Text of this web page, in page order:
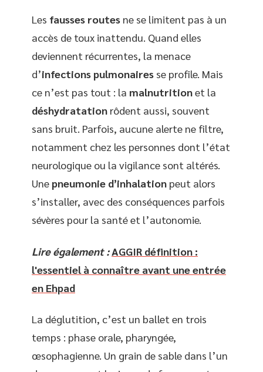
Les fausses routes ne se limitent pas à un
accès de toux inattendu. Quand elles
deviennent récurrentes, la menace
d’infections pulmonaires se profile. Mais
ce n’est pas tout : la malnutritionet la
déshydratation rôdent aussi, souvent
sans bruit. Parfois, aucune alerte ne filtre,
notamment chez les personnes dont l’état
neurologique ou la vigilance sont altérés.
Une pneumonie d’inhalation peut alors
s’installer, avec des conséquences parfois
sévères pour la santé et l’autonomie.
Lire également : AGGIR définition :
l'essentiel à connaître avant une entrée
en Ehpad
La déglutition, c’est un ballet en trois
temps : phase orale, pharyngée,
œsophagienne. Un grain de sable dans l’un